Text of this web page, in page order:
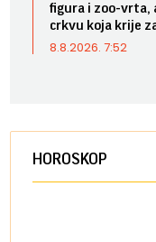
figura i zoo-vrta,
crkvu koja krije
8.8.2026. 7:52
HOROSKOP